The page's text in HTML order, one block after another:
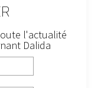
l'actualité
Dalida